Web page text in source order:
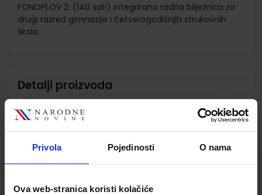
Privola Pojedinosti O nama
Ova web-stranica koristi kolačiće
FONOPLOV 2; (140 sati) integrirana radna bilježnica za
drugi razred gimnazije i četverogodišnjih strukovnih
škola
Detalji proizvoda
Jedinična mjera
Autor
Dragica Dujmović Markusi
Školski razred
Vrsta školske knjige
RADNA BILJEŽNICA